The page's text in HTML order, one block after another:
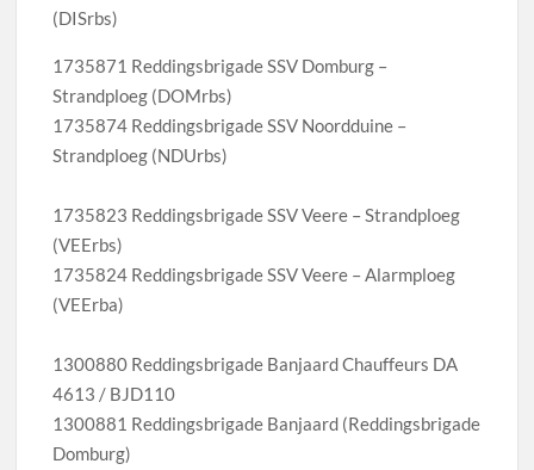
(DISrbs)
1735871 Reddingsbrigade SSV Domburg –
Strandploeg (DOMrbs)
1735874 Reddingsbrigade SSV Noordduine –
Strandploeg (NDUrbs)
1735823 Reddingsbrigade SSV Veere – Strandploeg
(VEErbs)
1735824 Reddingsbrigade SSV Veere – Alarmploeg
(VEErba)
1300880 Reddingsbrigade Banjaard Chauffeurs DA
4613 / BJD110
1300881 Reddingsbrigade Banjaard (Reddingsbrigade
Domburg)